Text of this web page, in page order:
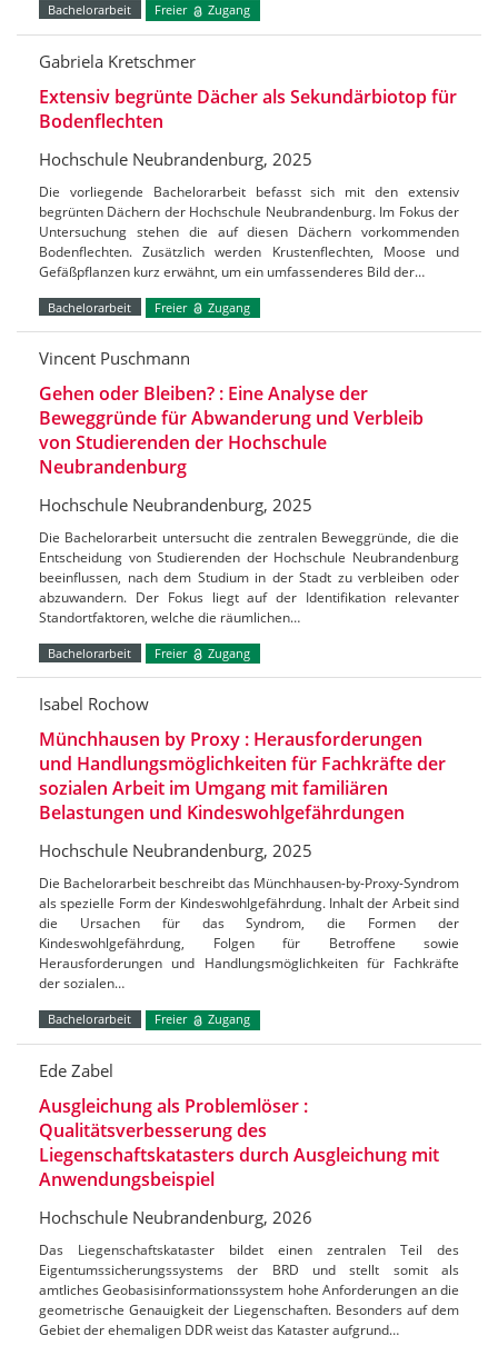
Bachelorarbeit Freier Zugang
Gabriela Kretschmer
Extensiv begrünte Dächer als Sekundärbiotop für
Bodenflechten
Hochschule Neubrandenburg, 2025
Die vorliegende Bachelorarbeit befasst sich mit den extensiv
begrünten Dächern der Hochschule Neubrandenburg. Im Fokus der
Untersuchung stehen die auf diesen Dächern vorkommenden
Bodenflechten. Zusätzlich werden Krustenflechten, Moose und
Gefäßpflanzen kurz erwähnt, um ein umfassenderes Bild der…
Bachelorarbeit Freier Zugang
Vincent Puschmann
Gehen oder Bleiben? : Eine Analyse der
Beweggründe für Abwanderung und Verbleib
von Studierenden der Hochschule
Neubrandenburg
Hochschule Neubrandenburg, 2025
Die Bachelorarbeit untersucht die zentralen Beweggründe, die die
Entscheidung von Studierenden der Hochschule Neubrandenburg
beeinflussen, nach dem Studium in der Stadt zu verbleiben oder
abzuwandern. Der Fokus liegt auf der Identifikation relevanter
Standortfaktoren, welche die räumlichen…
Bachelorarbeit Freier Zugang
Isabel Rochow
Münchhausen by Proxy : Herausforderungen
und Handlungsmöglichkeiten für Fachkräfte der
sozialen Arbeit im Umgang mit familiären
Belastungen und Kindeswohlgefährdungen
Hochschule Neubrandenburg, 2025
Die Bachelorarbeit beschreibt das Münchhausen-by-Proxy-Syndrom
als spezielle Form der Kindeswohlgefährdung. Inhalt der Arbeit sind
die Ursachen für das Syndrom, die Formen der
Kindeswohlgefährdung, Folgen für Betroffene sowie
Herausforderungen und Handlungsmöglichkeiten für Fachkräfte
der sozialen…
Bachelorarbeit Freier Zugang
Ede Zabel
Ausgleichung als Problemlöser :
Qualitätsverbesserung des
Liegenschaftskatasters durch Ausgleichung mit
Anwendungsbeispiel
Hochschule Neubrandenburg, 2026
Das Liegenschaftskataster bildet einen zentralen Teil des
Eigentumssicherungssystems der BRD und stellt somit als
amtliches Geobasisinformationssystem hohe Anforderungen an die
geometrische Genauigkeit der Liegenschaften. Besonders auf dem
Gebiet der ehemaligen DDR weist das Kataster aufgrund…